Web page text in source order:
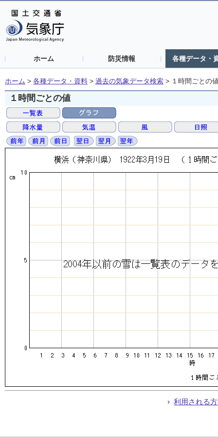
ホーム 防災情報 各種データ・
ホーム > 各種データ・資料 > 過去の気象データ検索 > １時間ごとの
１時間ごとの値
利用される